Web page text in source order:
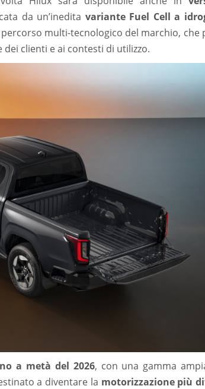
da un’inedita variante Fuel Cell a
multi-tecnologico del marchio, che
clienti e ai contesti di utilizzo.
a metà del 2026, con una gamma
a diventare la motorizzazione più